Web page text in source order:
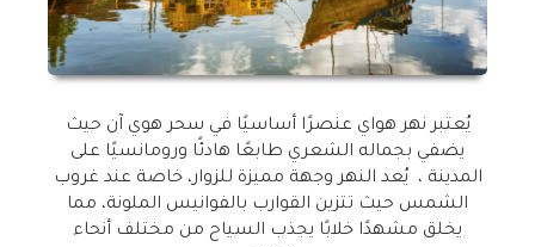
يُعتبر نهر هواي عنصرًا أساسيًا في سحر هوي آن حيث
يضفي بجماله الشعري طابعًا هادئًا ورومانسيًا على
المدينة ، يُعد النهر وجهة مميزة للزوار، خاصة عند غروب
الشمس حيث تتزين القوارب بالفوانيس الملونة، مما
يخلق مشهدًا خلابًا يجذب السياح من مختلف أنحاء